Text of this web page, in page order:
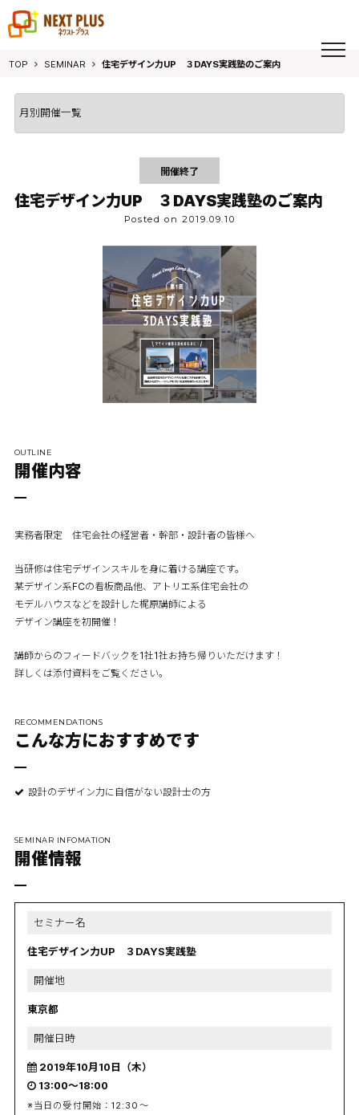
TOP SEMINAR 住宅デザイン力UP ３DAYS実践塾のご案内
開催終了
住宅デザイン力UP ３DAYS実践塾のご案内
Posted on 2019.09.10
OUTLINE
開催内容
実務者限定 住宅会社の経営者・幹部・設計者の皆様へ
当研修は住宅デザインスキルを身に着ける講座です。
某デザイン系FCの看板商品他、アトリエ系住宅会社の
モデルハウスなどを設計した梶原講師による
デザイン講座を初開催！
講師からのフィードバックを1社1社お持ち帰りいただけます！
詳しくは添付資料をご覧ください。
RECOMMENDATIONS
こんな方におすすめです
設計のデザイン力に自信がない設計士の方
SEMINAR INFOMATION
開催情報
セミナー名
住宅デザイン力UP ３DAYS実践塾
開催地
東京都
開催日時
2019年10月10日（木）
13:00〜18:00
※当日の受付開始：12:30〜